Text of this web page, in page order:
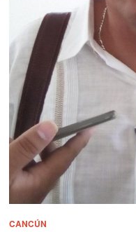
CANCÚN